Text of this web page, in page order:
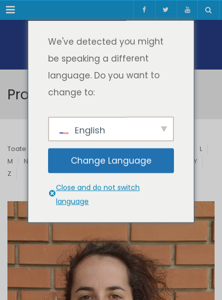
Meniul
Profesori & Invitați
Toate B C D E F G H I J
L
M
N Q R S T U V
Y
Z
We've detected you might
be speaking a different
language. Do you want to
change to:
English
Change Language
Close and do not switch
language